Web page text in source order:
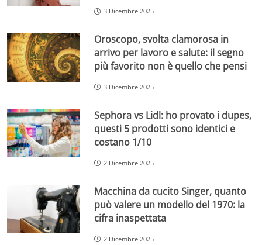
3 Dicembre 2025
Oroscopo, svolta clamorosa in
arrivo per lavoro e salute: il segno
più favorito non è quello che pensi
3 Dicembre 2025
Sephora vs Lidl: ho provato i dupes,
questi 5 prodotti sono identici e
costano 1/10
2 Dicembre 2025
Macchina da cucito Singer, quanto
può valere un modello del 1970: la
cifra inaspettata
2 Dicembre 2025